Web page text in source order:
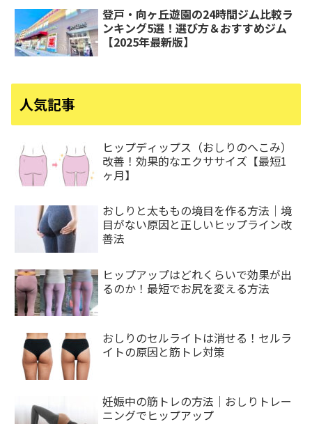
登戸・向ヶ丘遊園の24時間ジム比較ラ
ンキング5選！選び方＆おすすめジム
【2025年最新版】
人気記事
ヒップディップス（おしりのへこみ）
改善！効果的なエクササイズ【最短1
ヶ月】
おしりと太ももの境目を作る方法｜境
目がない原因と正しいヒップライン改
善法
ヒップアップはどれくらいで効果が出
るのか！最短でお尻を変える方法
おしりのセルライトは消せる！セルラ
イトの原因と筋トレ対策
妊娠中の筋トレの方法｜おしりトレー
ニングでヒップアップ